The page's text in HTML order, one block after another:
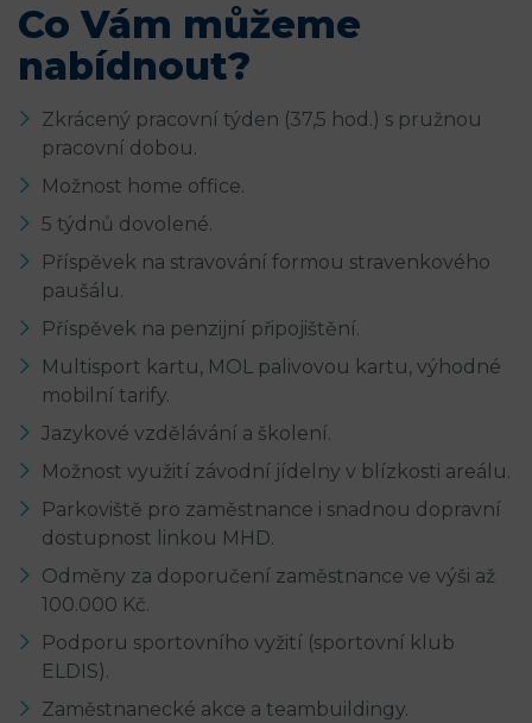
Co Vám můžeme
nabídnout?
Zkrácený pracovní týden (37,5 hod.) s pružnou
pracovní dobou.
Možnost home office.
5 týdnů dovolené.
Příspěvek na stravování formou stravenkového
paušálu.
Příspěvek na penzijní připojištění.
Multisport kartu, MOL palivovou kartu, výhodné
mobilní tarify.
Jazykové vzdělávání a školení.
Možnost využití závodní jídelny v blízkosti areálu.
Parkoviště pro zaměstnance i snadnou dopravní
dostupnost linkou MHD.
Odměny za doporučení zaměstnance ve výši až
100.000 Kč.
Podporu sportovního vyžití (sportovní klub
ELDIS).
Zaměstnanecké akce a teambuildingy.